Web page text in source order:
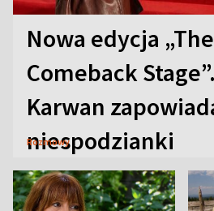
Nowa edycja
Comeback
Karwan
niespodzianki
Rozmowy